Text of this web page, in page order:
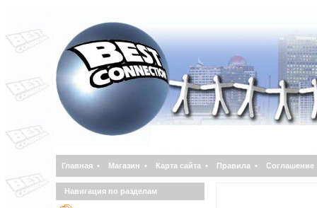
Главная • Магазин • Карта сайта • Правила • Соглашение
Навигация по разделам